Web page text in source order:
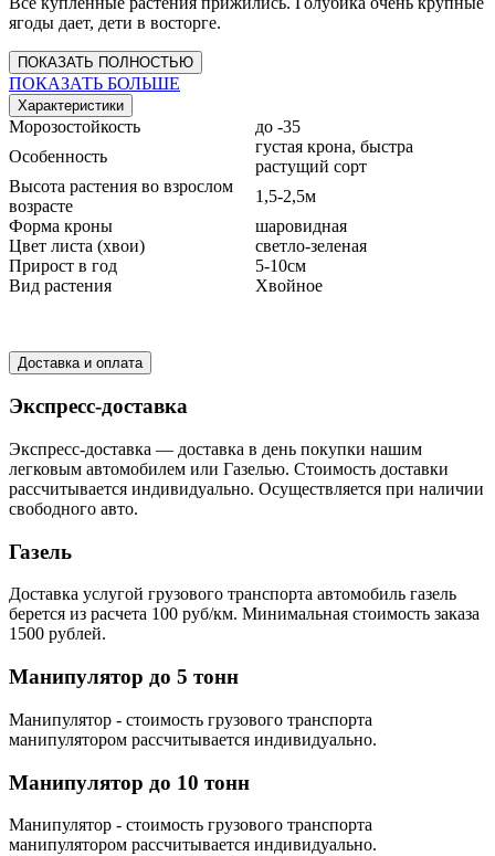
ягоды дает, дети в восторге.
ПОКАЗАТЬ ПОЛНОСТЬЮ
ПОКАЗАТЬ БОЛЬШЕ
Характеристики
Морозостойкость
до -35
Особенность
густая крона, быстра
растущий сорт
Высота растения во взрослом
возрасте
1,5-2,5м
Форма кроны
шаровидная
Цвет листа (хвои)
светло-зеленая
Прирост в год
5-10см
Вид растения
Хвойное
Доставка и оплата
Экспресс-доставка
Экспресс-доставка — доставка в день покупки нашим
легковым автомобилем или Газелью. Стоимость доставки
рассчитывается индивидуально. Осуществляется при наличии
свободного авто.
Газель
Доставка услугой грузового транспорта автомобиль газель
берется из расчета 100 руб/км. Минимальная стоимость заказа
1500 рублей.
Манипулятор до 5 тонн
Манипулятор - стоимость грузового транспорта
манипулятором рассчитывается индивидуально.
Манипулятор до 10 тонн
Манипулятор - стоимость грузового транспорта
манипулятором рассчитывается индивидуально.